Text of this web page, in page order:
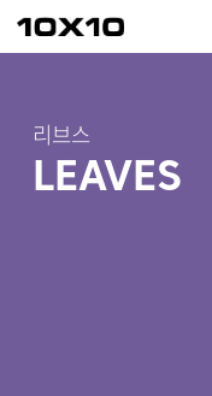
텐
바
리브스
LEAVES